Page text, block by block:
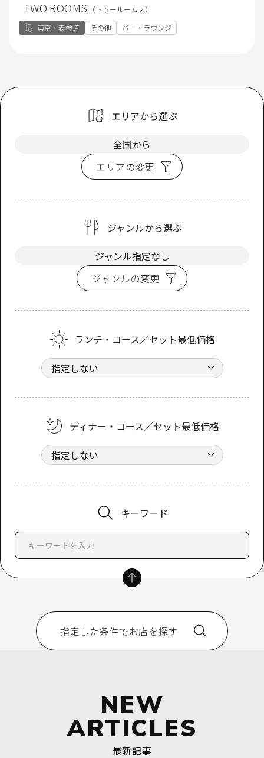
TWO ROOMS
（トゥールームス）
東京・表参道
その他 バー・ラウンジ
エリアから選ぶ
全国から
エリアの変更
ジャンルから選ぶ
ジャンル指定なし
ジャンルの変更
ランチ・コース／セット最低価格
ディナー・コース／セット最低価格
キーワード
指定した条件でお店を探す
NEW
ARTICLES
最新記事